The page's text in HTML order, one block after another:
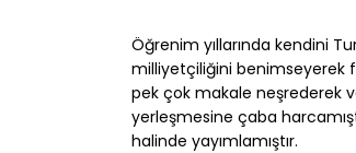
Öğrenim yıllarında kendini
milliyetçiliğini benimseyerek
pek çok makale neşrederek
yerleşmesine çaba
halinde yayımlamıştır.